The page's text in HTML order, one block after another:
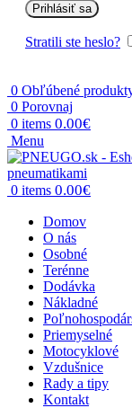
Prihlásiť sa
Stratili ste heslo?
0 Obľúbené
0 Porovnaj
0 items 0.00€
Menu
0 items 0.00€
Domov
O nás
Osobné
Terénne
Dodávka
Nákladné
Priemyselné
Motocyklové
Vzdušnice
Rady a tipy
Kontakt